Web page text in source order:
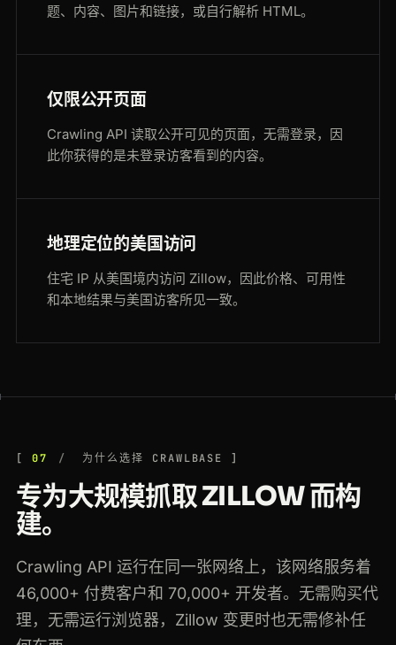
题、内容、图片和链接，或自行解析 HTML。
仅限公开页面
Crawling API 读取公开可见的页面，无需登录，因
此你获得的是未登录访客看到的内容。
地理定位的美国访问
住宅 IP 从美国境内访问 Zillow，因此价格、可用性
和本地结果与美国访客所见一致。
07 为什么选择 CRAWLBASE
专为大规模抓取 ZILLOW 而构
建。
Crawling API 运行在同一张网络上，该网络服务着
46,000+ 付费客户和 70,000+ 开发者。无需购买代
理，无需运行浏览器，Zillow 变更时也无需修补任